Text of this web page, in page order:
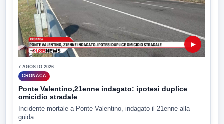
▶
7 AGOSTO 2026
CRONACA
Ponte Valentino,21enne indagato: ipotesi duplice
omicidio stradale
Incidente mortale a Ponte Valentino, indagato il 21enne alla
guida...